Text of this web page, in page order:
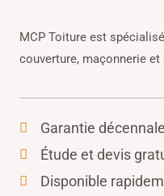
MCP Toiture est
couverture, maçonnerie et
Garantie décennale
Étude et devis
Disponible